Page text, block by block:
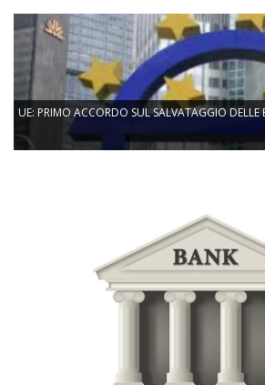
UE: PRIMO ACCORDO SUL SALVATAGGIO DELLE